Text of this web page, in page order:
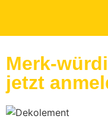
Merk-
jetzt